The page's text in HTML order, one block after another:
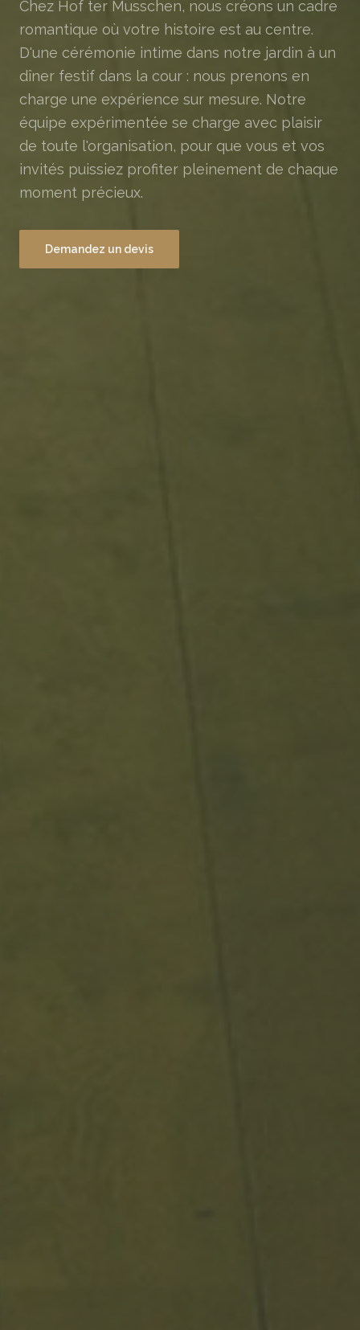
Chez Hof ter Musschen, nous créons un cadre
romantique où votre histoire est au centre.
D'une cérémonie intime dans notre jardin à un
dîner festif dans la cour : nous prenons en
charge une expérience sur mesure. Notre
équipe expérimentée se charge avec plaisir
de toute l'organisation, pour que vous et vos
invités puissiez profiter pleinement de chaque
moment précieux.
Demandez un devis